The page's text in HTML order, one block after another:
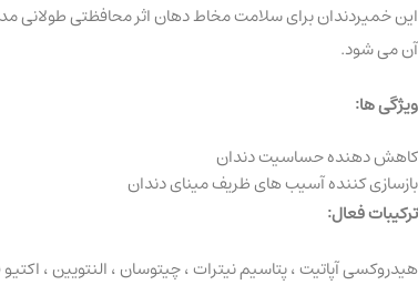
این خمیردندان برای سلامت مخاط دهان اثر محافظتی طولانی
آن می شود.
ویژگی ها:
کاهش دهنده حساسیت دندان
بازسازی­ کننده آسیب­ های ظریف مینای دندان
ترکیبات فعال:
هیدروکسی آپاتیت ، پتاسیم نیترات ، چیتوسان ، النتویین ،